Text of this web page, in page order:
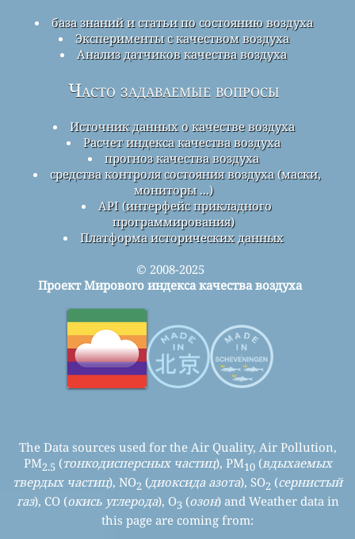
база знаний и статьи по состоянию воздуха
Эксперименты с качеством воздуха
Анализ датчиков качества воздуха
Часто задаваемые вопросы
Источник данных о качестве воздуха
Расчет индекса качества воздуха
прогноз качества воздуха
средства контроля состояния воздуха (маски,
мониторы ...)
API (интерфейс прикладного
программирования)
Платформа исторических данных
© 2008-2025
Проект Мирового индекса качества воздуха
The Data sources used for the Air Quality, Air Pollution,
PM2.5 (тонкодисперсных частиц), PM10(вдыхаемых
твердых частиц), NO2 (диоксида азота), SO2 (сернистый
газ), CO (окись углерода), O3 (озон) and Weather data in
this page are coming from: